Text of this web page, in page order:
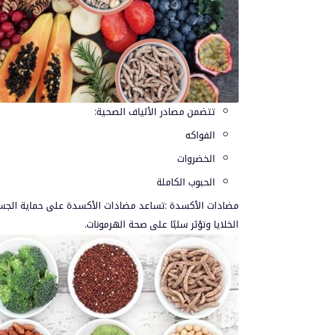
تتضمن مصادر الألياف الصحية:
الفواكه
الخضروات
الحبوب الكاملة
مضادات الأكسدة :تساعد مضادات الأكسدة على حماية
الخلايا وتؤثر سلبًا على صحة الهرمونات.